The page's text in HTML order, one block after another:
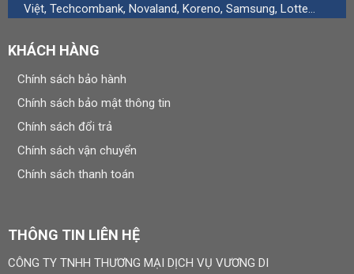
Việt, Techcombank, Novaland, Koreno, Samsung, Lotte…
KHÁCH HÀNG
Chính sách bảo hành
Chính sách bảo mật thông tin
Chính sách đổi trả
Chính sách vận chuyển
Chính sách thanh toán
THÔNG TIN LIÊN HỆ
CÔNG TY TNHH THƯƠNG MẠI DỊCH VỤ VƯƠNG DI